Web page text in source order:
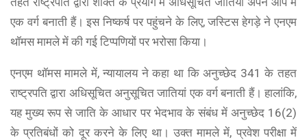
एक वर्ग बनाती हैं। इस निष्कर्ष पर पहुंचने के लिए, जस्टिस हेगड़े ने एनएम
थॉमस मामले में की गई टिप्पणियों पर भरोसा किया।
एनएम थॉमस मामले में, न्यायालय ने कहा था कि अनुच्छेद 341 के तहत
राष्ट्रपति द्वारा अधिसूचित अनुसूचित जातियां एक वर्ग बनाती हैं। हालांकि,
यह मुख्य रूप से जाति के आधार पर भेदभाव के संबंध में अनुच्छेद 16(2)
के प्रतिबंधों को दूर करने के लिए था। उक्त मामले में, प्रवेश परीक्षा में